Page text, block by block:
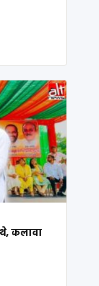
कलावा